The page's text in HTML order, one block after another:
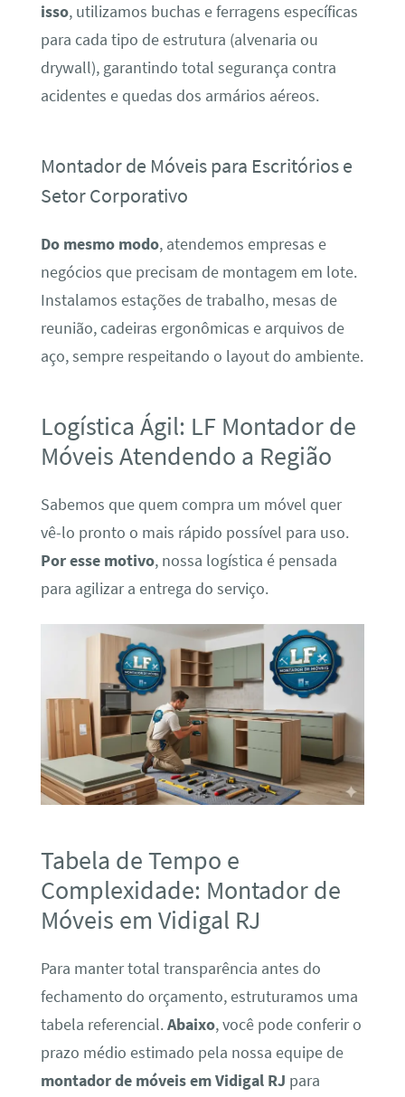
isso, utilizamos buchas e ferragens específicas
para cada tipo de estrutura (alvenaria ou
drywall), garantindo total segurança contra
acidentes e quedas dos armários aéreos.
Montador de Móveis para Escritórios e
Setor Corporativo
Do mesmo modo, atendemos empresas e
negócios que precisam de montagem em lote.
Instalamos estações de trabalho, mesas de
reunião, cadeiras ergonômicas e arquivos de
aço, sempre respeitando o layout do ambiente.
Logística Ágil: LF Montador de
Móveis Atendendo a Região
Sabemos que quem compra um móvel quer
vê-lo pronto o mais rápido possível para uso.
Por esse motivo, nossa logística é pensada
para agilizar a entrega do serviço.
Tabela de Tempo e
Complexidade: Montador de
Móveis em Vidigal RJ
Para manter total transparência antes do
fechamento do orçamento, estruturamos uma
tabela referencial.Abaixo, você pode conferir o
prazo médio estimado pela nossa equipe de
montador de móveis em Vidigal RJ para